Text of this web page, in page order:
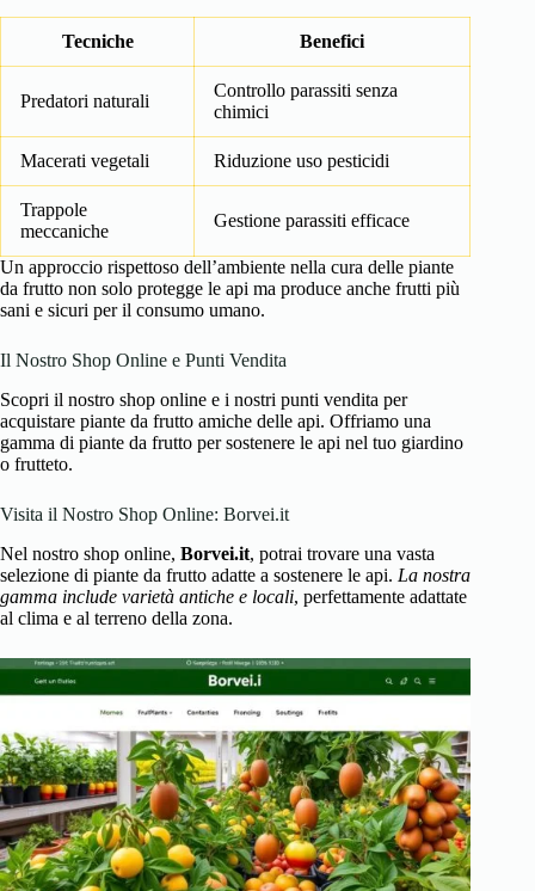
Tecniche Benefici
Predatori naturali
Controllo parassiti senza
chimici
Macerati vegetali Riduzione uso pesticidi
Trappole
meccaniche
Gestione parassiti efficace
Un approccio rispettoso dell’ambiente nella cura delle piante
da frutto non solo protegge le api ma produce anche frutti più
sani e sicuri per il consumo umano.
Il Nostro Shop Online e Punti Vendita
Scopri il nostro shop online e i nostri punti vendita per
acquistare piante da frutto amiche delle api. Offriamo una
gamma di piante da frutto per sostenere le api nel tuo giardino
o frutteto.
Visita il Nostro Shop Online: Borvei.it
Nel nostro shop online, Borvei.it, potrai trovare una vasta
selezione di piante da frutto adatte a sostenere le api. La nostra
gamma include varietà antiche e locali, perfettamente adattate
al clima e al terreno della zona.